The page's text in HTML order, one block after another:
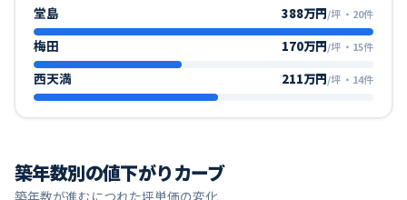
堂島 388万円/坪 ・ 20件
梅田 170万円/坪 ・ 15件
西天満 211万円/坪 ・ 14件
築年数別の値下がりカーブ
築年数が進むにつれた坪単価の変化